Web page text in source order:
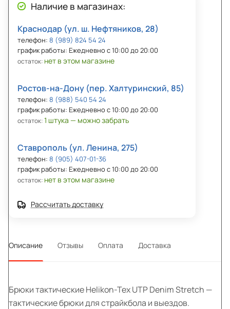
Наличие в магазинах:
Краснодар (ул. ш. Нефтяников, 28)
телефон: 8 (989) 824 54 24
график работы: Ежедневно с 10:00 до 20:00
остаток: нет в этом магазине
Ростов-на-Дону (пер. Халтуринский, 85)
телефон: 8 (988) 540 54 24
график работы: Ежедневно с 10:00 до 20:00
остаток:1 штука — можно забрать
Ставрополь (ул. Ленина, 275)
телефон: 8 (905) 407-01-36
график работы: Ежедневно с 10:00 до 20:00
остаток: нет в этом магазине
Рассчитать доставку
Описание Отзывы Оплата Доставка
Брюки тактические Helikon-Tex UTP Denim Stretch —
тактические брюки для страйкбола и выездов.